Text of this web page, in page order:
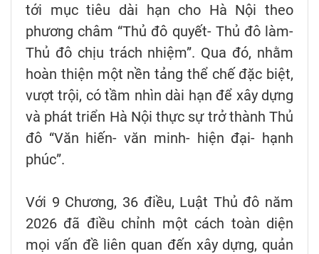
tới mục tiêu dài hạn cho Hà Nội theo
phương châm “Thủ đô quyết- Thủ đô làm-
Thủ đô chịu trách nhiệm”. Qua đó, nhằm
hoàn thiện một nền tảng thể chế đặc biệt,
vượt trội, có tầm nhìn dài hạn để xây dựng
và phát triển Hà Nội thực sự trở thành Thủ
đô “Văn hiến- văn minh- hiện đại- hạnh
phúc”.
Với 9 Chương, 36 điều, Luật Thủ đô năm
2026 đã điều chỉnh một cách toàn diện
mọi vấn đề liên quan đến xây dựng, quản